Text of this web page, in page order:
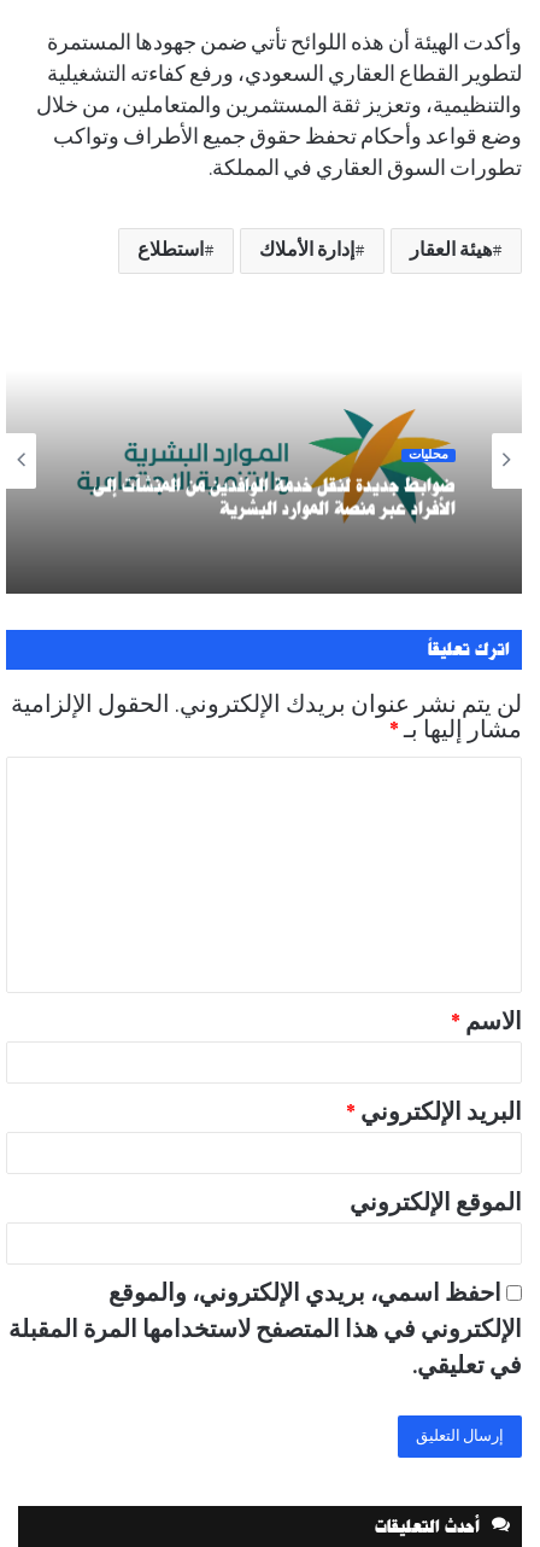
وأكدت الهيئة أن هذه اللوائح تأتي ضمن جهودها المستمرة
لتطوير القطاع العقاري السعودي، ورفع كفاءته التشغيلية
والتنظيمية، وتعزيز ثقة المستثمرين والمتعاملين، من خلال
وضع قواعد وأحكام تحفظ حقوق جميع الأطراف وتواكب
تطورات السوق العقاري في المملكة.
هيئة العقار إدارة الأملاك استطلاع
محليات
ضوابط جديدة لنقل خدمة الوافدين من المنشآت إلى
الأفراد عبر منصة الموارد البشرية
اترك تعليقاً
لن يتم نشر عنوان بريدك الإلكتروني. الحقول الإلزامية
مشار إليها بـ*
ق
*
الاسم *
البريد الإلكتروني *
الموقع الإلكتروني
احفظ اسمي، بريدي الإلكتروني، والموقع
الإلكتروني في هذا المتصفح لاستخدامها المرة المقبلة
في تعليقي.
أحدث التعليقات